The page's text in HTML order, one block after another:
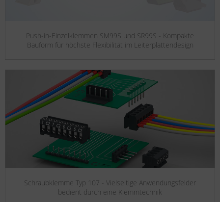
Push-in-Einzelklemmen SM99S und SR99S - Kompakte
Bauform für höchste Flexibilität im Leiterplattendesign
Schraubklemme Typ 107 - Vielseitige Anwendungsfelder
bedient durch eine Klemmtechnik